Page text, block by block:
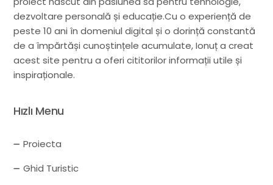
dezvoltare personală și educație.Cu o experiență de
peste 10 ani în domeniul digital și o dorință constantă
de a împărtăși cunoștințele acumulate, Ionuț a creat
acest site pentru a oferi cititorilor informații utile și
inspiraționale.
Hızlı Menu
Proiecta
Ghid Turistic